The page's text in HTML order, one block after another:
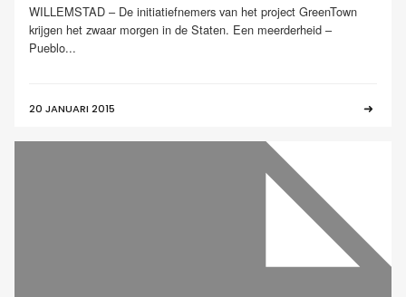
WILLEMSTAD – De initiatiefnemers van het project GreenTown
krijgen het zwaar morgen in de Staten. Een meerderheid –
Pueblo...
20 JANUARI 2015